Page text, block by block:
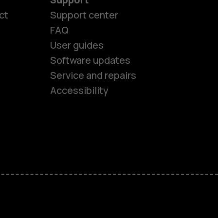
Support center
FAQ
User guides
Software updates
Service and repairs
Accessibility